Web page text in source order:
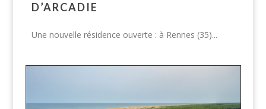
D’ARCADIE
Une nouvelle résidence ouverte : à Rennes (35)...